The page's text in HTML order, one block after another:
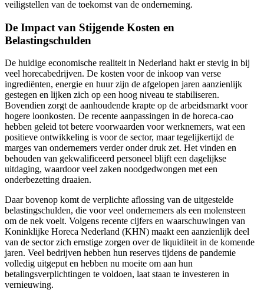
veiligstellen van de toekomst van de onderneming.
De Impact van Stijgende Kosten en
Belastingschulden
De huidige economische realiteit in Nederland hakt er stevig in bij
veel horecabedrijven. De kosten voor de inkoop van verse
ingrediënten, energie en huur zijn de afgelopen jaren aanzienlijk
gestegen en lijken zich op een hoog niveau te stabiliseren.
Bovendien zorgt de aanhoudende krapte op de arbeidsmarkt voor
hogere loonkosten. De recente aanpassingen in de horeca-cao
hebben geleid tot betere voorwaarden voor werknemers, wat een
positieve ontwikkeling is voor de sector, maar tegelijkertijd de
marges van ondernemers verder onder druk zet. Het vinden en
behouden van gekwalificeerd personeel blijft een dagelijkse
uitdaging, waardoor veel zaken noodgedwongen met een
onderbezetting draaien.
Daar bovenop komt de verplichte aflossing van de uitgestelde
belastingschulden, die voor veel ondernemers als een molensteen
om de nek voelt. Volgens recente cijfers en waarschuwingen van
Koninklijke Horeca Nederland (KHN) maakt een aanzienlijk deel
van de sector zich ernstige zorgen over de liquiditeit in de komende
jaren. Veel bedrijven hebben hun reserves tijdens de pandemie
volledig uitgeput en hebben nu moeite om aan hun
betalingsverplichtingen te voldoen, laat staan te investeren in
vernieuwing.